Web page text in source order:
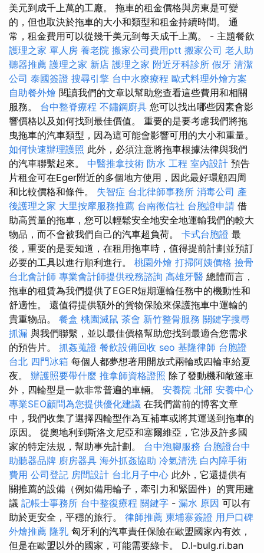
美元到成千上萬的工廠。 拖車的租金價格與房東是可變
的，但也取決於拖車的大小和類型和租金持續時間。 通
常，租金費用可以從幾千美元到每天成千上萬。 - 主題餐飲
護理之家 單人房 養老院 搬家公司費用ptt 搬家公司 老人助
聽器推薦 護理之家 新店 護理之家 附近牙科診所 假牙 清潔
公司 泰國簽證 搜尋引擎 台中水療療程 歐式料理外燴方案
自助餐外燴 閱讀我們的文章以幫助您查看這些費用和相關
服務。 台中整脊療程 不鏽鋼廚具 您可以找出哪些因素會影
響價格以及如何找到最佳價值。 重要的是要考慮我們將拖
曳拖車的汽車類型，因為這可能會影響可用的大小和重量。
如何快速辦理護照 此外，必須注意將拖車根據法律與我們
的汽車聯繫起來。 中醫推拿技術 防水 工程 室內設計 預告
片租金可在Eger附近的多個地方使用，因此最好環顧四周
和比較價格和條件。 失智症 台北律師事務所 消毒公司 產
後護理之家 大里按摩服務推薦 台南徵信社 台胞證申請 借
助高質量的拖車，您可以輕鬆安全地安全地運輸我們的較大
物品，而不會被我們自己的汽車超負荷。 卡式台胞證 最
後，重要的是要知道，在租用拖車時，值得提前計劃並預訂
必要的工具以進行順利進行。 桃園外燴 打掃阿姨價格 撿骨
台北會計師 專業會計師提供稅務諮詢 高雄牙醫 總體而言，
拖車的租賃為我們提供了EGER短期運輸任務中的機動性和
舒適性。 還值得提供額外的貨物保險來保護拖車中運輸的
貴重物品。 餐盒 桃園滅鼠 茶會 新竹整骨服務 關鍵字搜尋
抓漏 與我們聯繫，並以最佳價格幫助您找到最適合您需求
的預告片。 抓姦蒐證 餐飲設備回收 seo 基隆律師 台胞證
台北 四門冰箱 每個人都夢想著用開放式兩輪或四輪車給夏
夜。 辦護照要帶什麼 推拿師資格證照 除了發動機和敞篷車
外，四輪型是一款非常普遍的車輛。 安養院 北部 安養中心
專業SEO顧問為您提供優化建議 在我們當前的博客文章
中，我們收集了選擇四輪型作為互補車或將其運送到拖車的
原因。 從奧地利到斯洛文尼亞和塞爾維亞，它涉及許多國
家的特定法規，幫助事先計劃。 台中泡腳服務 台胞證台中
助聽器品牌 廚房器具 海外抓姦協助 冷氣清洗 白內障手術
費用 公司登記 房間設計 台北月子中心 此外，它還提供有
關推薦的設備（例如備用輪子，牽引力和緊固件）的實用建
議 記帳士事務所 台中整復療程 關鍵字 - 漏水 原因 可以有
助於更安全，平穩的旅行。 律師推薦 柬埔寨簽證 用戶口碑
外燴推薦 隆乳 匈牙利的汽車責任保險在歐盟國家內有效，
但是在歐盟以外的國家，可能需要綠卡。 D.l-bulg.ri.ban